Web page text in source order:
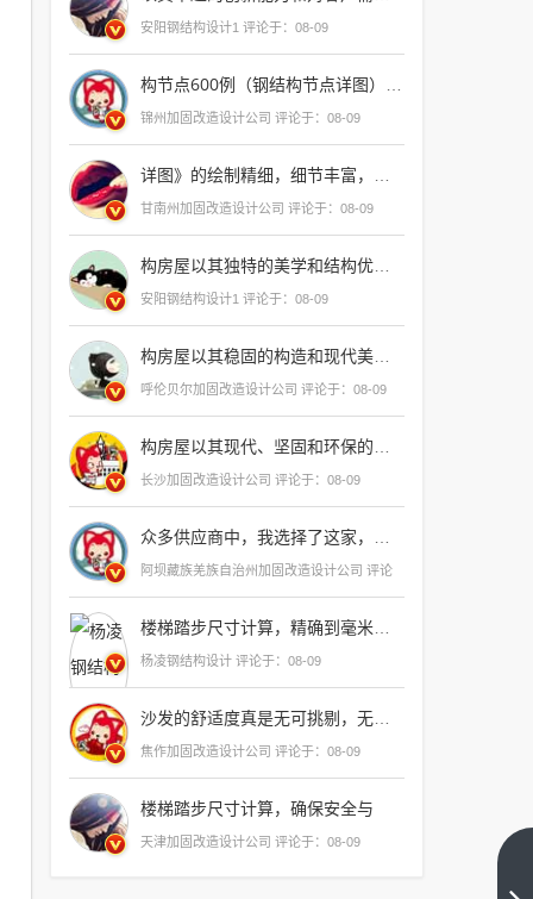
安阳钢结构设计1 评论于：08-09
锦州加固改造设计公司 评论于：08-09
甘南州加固改造设计公司 评论于：08-09
构房屋以其独特的美学和结构优势，在现代建筑中占据了一席之地，从简约的线条到复杂的几何造型，每一幅效果图都展现了建筑师对空间和材料运用的深刻理解，这些图片不仅展示了钢结构房屋的实用性，更体现了其
安阳钢结构设计1 评论于：08-09
构房屋以其稳固的构造和现代美学设计，为建筑行业带来了革命性的进步，它们不仅展现了创新的建筑理念，还体现了可持续发展的理念，是未来建筑趋势的
呼伦贝尔加固改造设计公司 评论于：08-09
长沙加固改造设计公司 评论于：08-09
阿坝藏族羌族自治州加固改造设计公司 评论
于：08-09
楼梯踏步尺寸计算，精确到毫米，确保每一步都稳固
杨凌钢结构设计 评论于：08-09
沙发的舒适度真是无可挑剔，无论是坐感还是支撑性都达到了顶级水平，它的设计既时尚又实用，完美地融合了现代美学和人体工程学原理，让人一坐上去就能感受到
焦作加固改造设计公司 评论于：08-09
楼梯踏步尺寸计算，确保安全与
天津加固改造设计公司 评论于：08-09